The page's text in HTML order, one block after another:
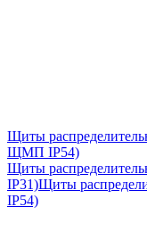
Щиты
ЩМП IP54)
Щиты
IP31)Щиты
IP54)